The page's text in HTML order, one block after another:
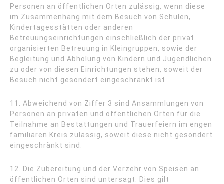
Personen an öffentlichen Orten zulässig, wenn diese
im Zusammenhang mit dem Besuch von Schulen,
Kindertagesstätten oder anderen
Betreuungseinrichtungen einschließlich der privat
organisierten Betreuung in Kleingruppen, sowie der
Begleitung und Abholung von Kindern und Jugendlichen
zu oder von diesen Einrichtungen stehen, soweit der
Besuch nicht gesondert eingeschränkt ist.
11. Abweichend von Ziffer 3 sind Ansammlungen von
Personen an privaten und öffentlichen Orten für die
Teilnahme an Bestattungen und Trauerfeiern im engen
familiären Kreis zulässig, soweit diese nicht gesondert
eingeschränkt sind.
12. Die Zubereitung und der Verzehr von Speisen an
öffentlichen Orten sind untersagt. Dies gilt